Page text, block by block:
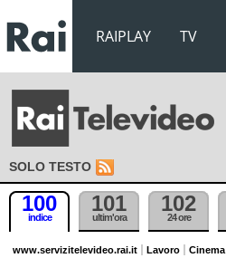
RAIPLAY TV
SOLO TESTO
100
indice
101
ultim'ora
102
24 ore
www.servizitelevideo.rai.it Lavoro Cinema